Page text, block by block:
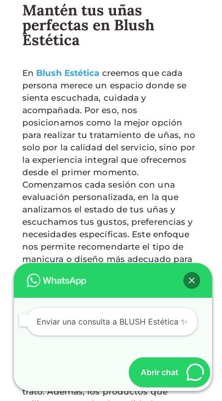
Mantén tus uñas
perfectas en Blush
Estética
En Blush Estética creemos que cada
persona merece un espacio donde se
sienta escuchada, cuidada y
acompañada. Por eso, nos
posicionamos como la mejor opción
para realizar tu tratamiento de uñas, no
solo por la calidad del servicio, sino por
la experiencia integral que ofrecemos
desde el primer momento.
Comenzamos cada sesión con una
evaluación personalizada, en la que
analizamos el estado de tus uñas y
escuchamos tus gustos, preferencias y
necesidades específicas. Este enfoque
nos permite recomendarte el tipo de
manicura o diseño más adecuado para
ti, asegurando que el resultado se
adapte a tu estilo y a tu rutina diaria.
profesionales capacitadas y
apasionadas por su trabajo, que
atención al detalle, la higiene de
nuestros espacios y la calidez en el
trato. Además, los productos que
Enviar una consulta a BLUSH Estética ✨
Abrir chat